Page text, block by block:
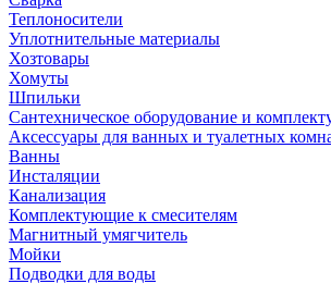
Теплоносители
Уплотнительные материалы
Хозтовары
Хомуты
Шпильки
Сантехническое оборудование и
Аксессуары для ванных и туалетных
Ванны
Инсталяции
Канализация
Комплектующие к смесителям
Магнитный умягчитель
Мойки
Подводки для воды